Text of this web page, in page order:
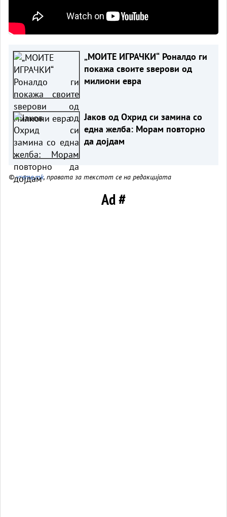
„МОИТЕ ИГРАЧКИ“ Роналдо ги
покажа своите ѕверови од
милиони евра
Јаков од Охрид си замина со
една желба: Морам повторно
да дојдам
©vreme.mk, правата за текстот се на редакцијата
Ad #